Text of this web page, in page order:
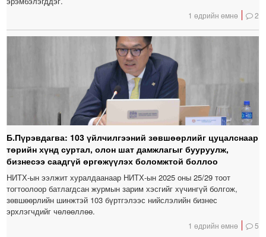
1 өдрийн өмнө 2
Б.Пүрэвдагва: 103 үйлчилгээний зөвшөөрлийг цуцалснаар
төрийн хүнд суртал, олон шат дамжлагыг бууруулж,
бизнесээ саадгүй өргөжүүлэх боломжтой боллоо
НИТХ-ын ээлжит хуралдаанаар НИТХ-ын 2025 оны 25/29 тоот
тогтоолоор батлагдсан журмын зарим хэсгийг хүчингүй болгож,
зөвшөөрлийн шинжтэй 103 бүртгэлээс нийслэлийн бизнес
эрхлэгчдийг чөлөөллөө.
1 өдрийн өмнө 5